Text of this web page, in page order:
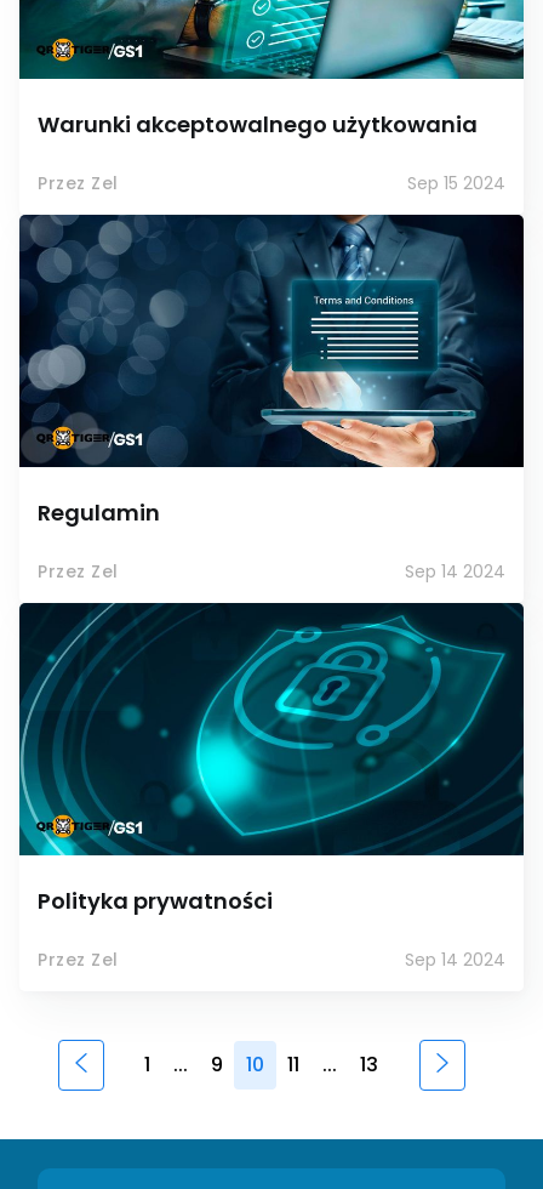
Warunki akceptowalnego użytkowania
Przez Zel Sep 15 2024
Regulamin
Przez Zel Sep 14 2024
Polityka prywatności
Przez Zel Sep 14 2024
1 ... 9 10 11 ... 13